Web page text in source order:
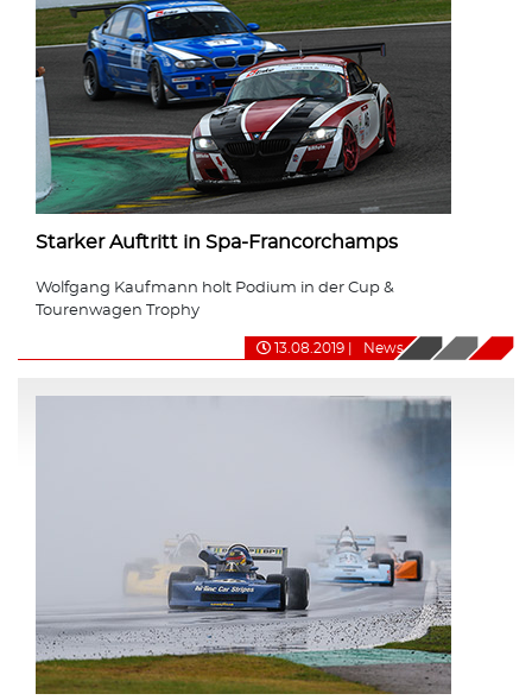
Starker Auftritt in Spa-Francorchamps
Wolfgang Kaufmann holt Podium in der Cup &
Tourenwagen Trophy
13.08.2019 News